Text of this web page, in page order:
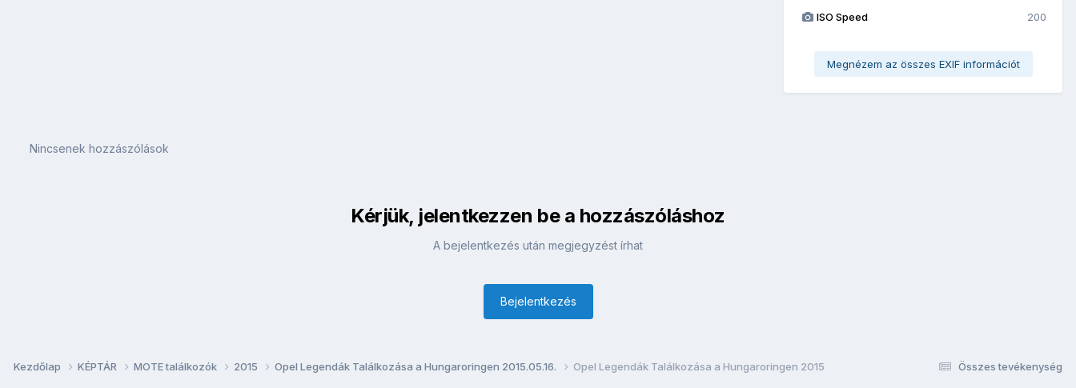
ISO Speed 200
Megnézem az összes EXIF információt
Nincsenek hozzászólások
Kérjük, jelentkezzen be a hozzászóláshoz
A bejelentkezés után megjegyzést írhat
Bejelentkezés
Összes tevékenység
Kezdőlap KÉPTÁR MOTE találkozók 2015 Opel Legendák Találkozása a Hungaroringen 2015.05.16. Opel Legendák Találkozása a Hungaroringen 2015